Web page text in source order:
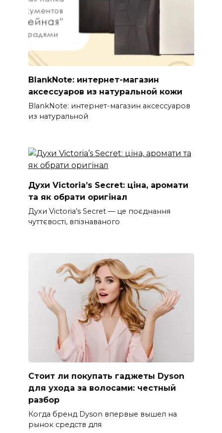
BlankNote: интернет-магазин
аксессуаров из натуральной кожи
BlankNote: интернет-магазин аксессуаров
из натуральной
Духи Victoria’s Secret: ціна, аромати
та як обрати оригінал
Духи Victoria’s Secret — це поєднання
чуттєвості, впізнаваного
Стоит ли покупать гаджеты Dyson
для ухода за волосами: честный
разбор
Когда бренд Dyson впервые вышел на
рынок средств для